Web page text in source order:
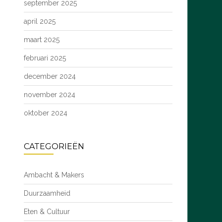
september 2025
april 2025
maart 2025
februari 2025
december 2024
november 2024
oktober 2024
CATEGORIEËN
Ambacht & Makers
Duurzaamheid
Eten & Cultuur